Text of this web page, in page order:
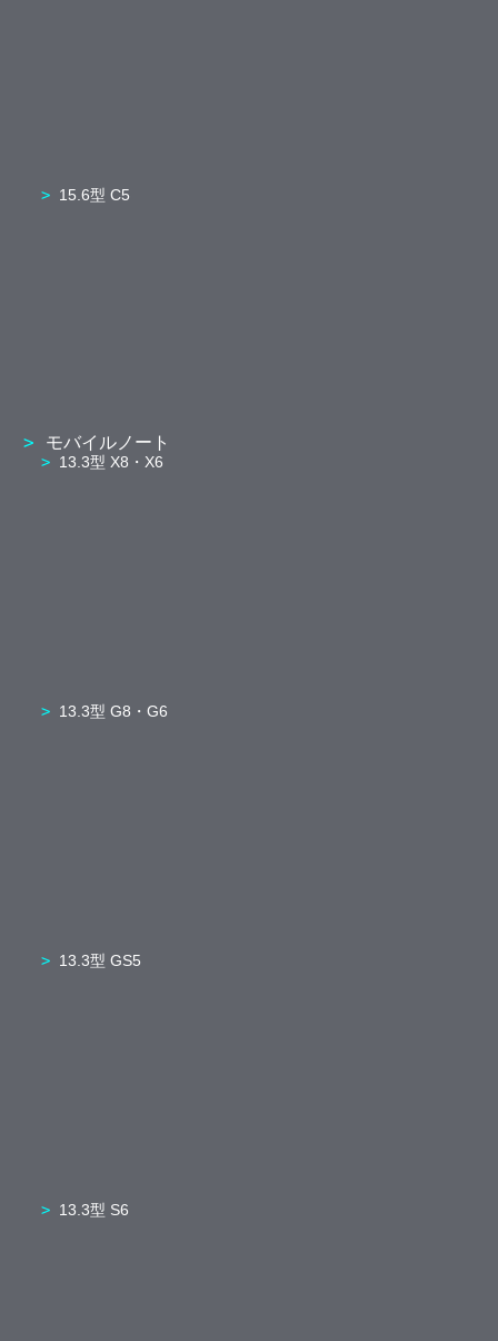
15.6型 C5
モバイルノート
13.3型 X8・X6
13.3型 G8・G6
13.3型 GS5
13.3型 S6